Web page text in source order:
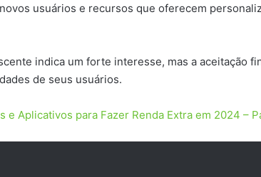
usuários e recursos que oferecem
indica um forte interesse, mas a aceitação
de seus usuários.
e Aplicativos para Fazer Renda Extra em 2024 –